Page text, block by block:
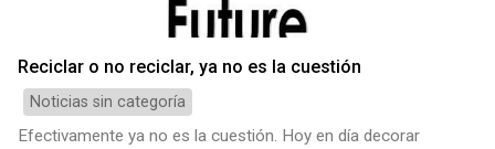
Reciclar o no reciclar, ya no es la cuestión
Noticias sin categoría
Efectivamente ya no es la cuestión. Hoy en día decorar